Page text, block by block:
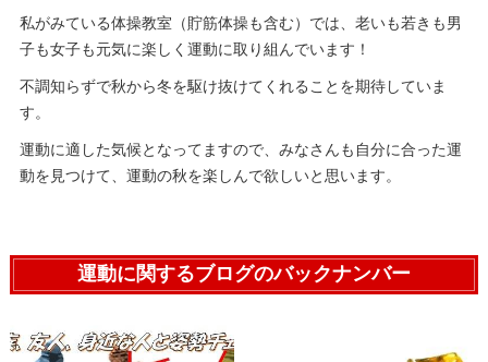
私がみている体操教室（貯筋体操も含む）では、老いも若きも男
子も女子も元気に楽しく運動に取り組んでいます！
不調知らずで秋から冬を駆け抜けてくれることを期待していま
す。
運動に適した気候となってますので、みなさんも自分に合った運
動を見つけて、運動の秋を楽しんで欲しいと思います。
運動に関するブログのバックナンバー